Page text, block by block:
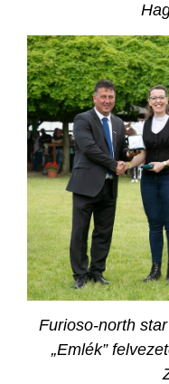
Furioso-north
„Emlék”